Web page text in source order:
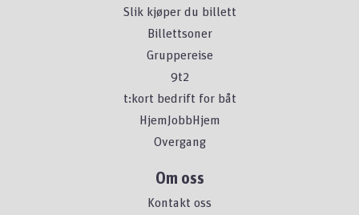
Slik kjøper du billett
Billettsoner
Gruppereise
9t2
t:kort bedrift for båt
HjemJobbHjem
Overgang
Om oss
Kontakt oss